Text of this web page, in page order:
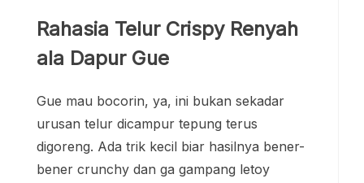
Rahasia Telur Crispy Renyah
ala Dapur Gue
Gue mau bocorin, ya, ini bukan sekadar
urusan telur dicampur tepung terus
digoreng. Ada trik kecil biar hasilnya bener-
bener crunchy dan ga gampang letoy